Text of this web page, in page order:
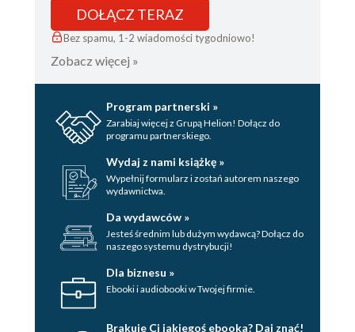
DOŁĄCZ TERAZ
Bez spamu, 1-2 wiadomości tygodniowo!
Zobacz więcej »
Program partnerski »
Zarabiaj więcej z Grupą Helion! Dołącz do
programu partnerskiego.
Wydaj z nami książkę »
Wypełnij formularz i zostań autorem naszego
wydawnictwa.
Da wydawców »
Jesteś średnim lub dużym wydawcą? Dołącz do
naszego systemu dystrybucji!
Dla biznesu »
Ebooki i audiobooki w Twojej firmie.
Brakuje Ci jakiegoś ebooka? Daj znać!